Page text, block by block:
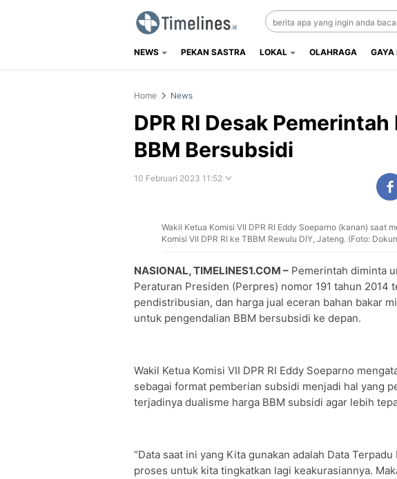
Timelines.id
Media Literasi, Sejarah & Budaya
NEWS PEKAN SASTRA LOKAL OLAHRAGA GAYA
Home News
DPR RI Desak
BBM Bersubsidi
10 Februari 2023 11:52
Perbesar
Wakil Ketua Komisi VII DPR RI Eddy Soeparno (kanan) saat
Komisi VII DPR RI ke TBBM Rewulu DIY, Jateng. (Foto:
NASIONAL, TIMELINES1.COM – Pemerintah diminta
Peraturan Presiden (Perpres) nomor 191 tahun 2014
pendistribusian, dan harga jual eceran bahan bakar
untuk pengendalian BBM bersubsidi ke depan.
Wakil Ketua Komisi VII DPR RI Eddy Soeparno
sebagai format pemberian subsidi menjadi hal yang
terjadinya dualisme harga BBM subsidi agar lebih
“Data saat ini yang Kita gunakan adalah Data
proses untuk kita tingkatkan lagi keakurasiannya.